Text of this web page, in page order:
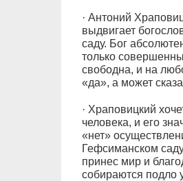
· Антоний
выдвигает
саду. Бог
только
свободна, и на
«да», а может
· Храповицкий
человека, и его
«нет»
Гефсиманском
принес мир и
собираются подло